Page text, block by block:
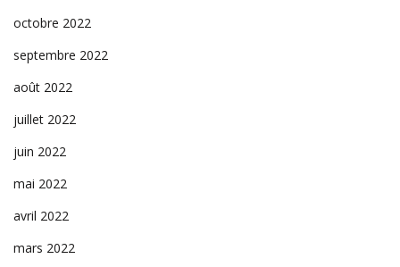
octobre 2022
septembre 2022
août 2022
juillet 2022
juin 2022
mai 2022
avril 2022
mars 2022